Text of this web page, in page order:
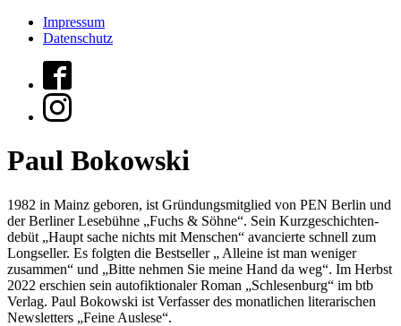
Impressum
Datenschutz
Paul Bokowski
1982 in Mainz geboren, ist Gründungsmitglied von PEN Berlin und
der Berliner Lesebühne „Fuchs & Söhne“. Sein Kurzgeschichten­
debüt „Haupt­ sache nichts mit Menschen“ avancierte schnell zum
Longseller. Es folgten die Bestseller „­ Alleine ist man weniger
zusammen“ und „Bitte nehmen Sie meine Hand da weg“. Im Herbst
2022 erschien sein autofiktionaler Roman „Schlesenburg“ im btb
Verlag. Paul Bokowski ist Verfasser des monatlichen literarischen
Newsletters „Feine Auslese“.